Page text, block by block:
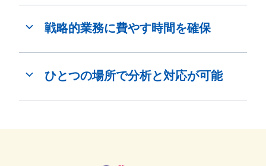
戦略的業務に費やす時間を確保
ひとつの場所で分析と対応が可能